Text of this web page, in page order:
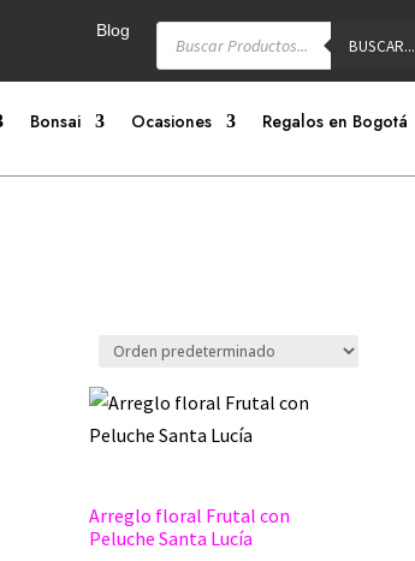
Blog Búsqueda
productos
BUSCAR...
Bonsai Ocasiones Regalos en Bogotá
Arreglo floral Frutal con
Peluche Santa Lucía